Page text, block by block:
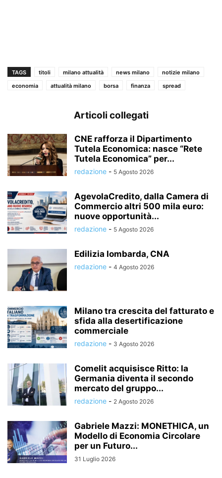
TAGS titoli milano attualità news milano
notizie milano
economia
attualità milano borsa finanza spread
Articoli collegati
CNE rafforza il Dipartimento
Tutela Economica: nasce “Rete
Tutela Economica” per...
redazione - 5 Agosto 2026
AgevolaCredito, dalla Camera di
Commercio altri 500 mila euro:
nuove opportunità...
redazione - 5 Agosto 2026
Edilizia lombarda, CNA
redazione - 4 Agosto 2026
Milano tra crescita del fatturato e
sfida alla desertificazione
commerciale
redazione - 3 Agosto 2026
Comelit acquisisce Ritto: la
Germania diventa il secondo
mercato del gruppo...
redazione - 2 Agosto 2026
Gabriele Mazzi: MONETHICA, un
Modello di Economia Circolare
per un Futuro...
31 Luglio 2026